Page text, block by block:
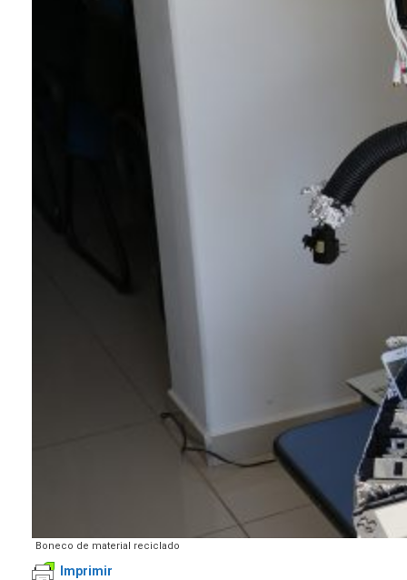
Boneco de material reciclado
Imprimir